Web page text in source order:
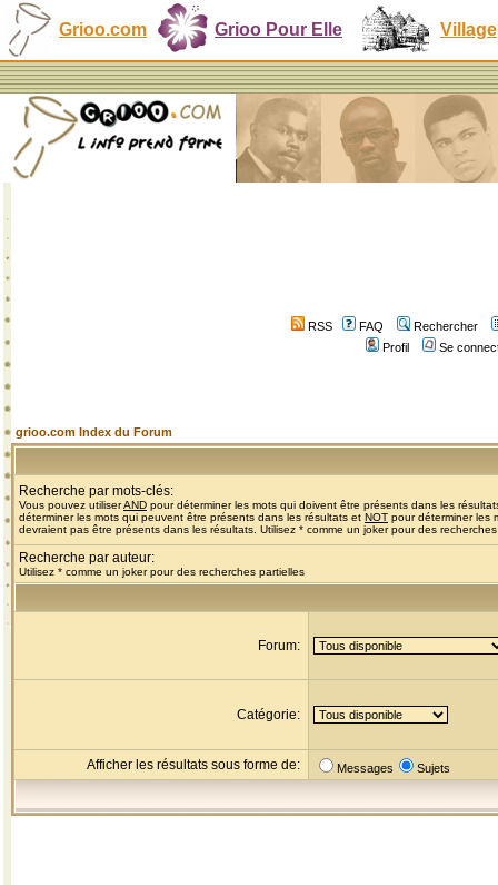
Grioo.com Grioo Pour Elle Village
RSS FAQ
Rechercher
Profil
Se
grioo.com Index du Forum
Recherche par mots-clés:
Vous pouvez utiliserAND pour déterminer les mots qui doivent être présents dans les
déterminer les mots qui peuvent être présents dans les résultats et NOT pour déterminer les
devraient pas être présents dans les résultats. Utilisez * comme un joker pour des
Recherche par auteur:
Utilisez * comme un joker pour des recherches partielles
Forum:
Catégorie:
Afficher les résultats sous forme de: Messages Sujets